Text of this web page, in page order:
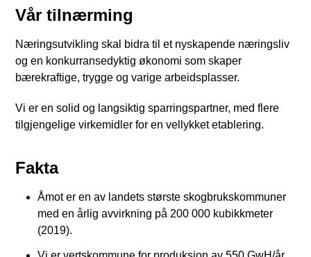
Vår tilnærming
Næringsutvikling skal bidra til et nyskapende næringsliv
og en konkurransedyktig økonomi som skaper
bærekraftige, trygge og varige arbeidsplasser.
Vi er en solid og langsiktig sparringspartner, med flere
tilgjengelige virkemidler for en vellykket etablering.
Fakta
Åmot er en av landets største skogbrukskommuner
med en årlig avvirkning på 200 000 kubikkmeter
(2019).